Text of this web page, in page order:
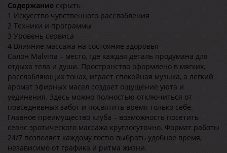
Содержание скрыть
1 Искусство чувственного расслабления
2 Техники и программы
3 Уровень сервиса
4 Влияние массажа на состояние здоровья
Салон Malvina – место, где каждая деталь продумана для
отдыха тела и души. Пространство оформлено в мягких,
расслабляющих тонах, играет спокойная музыка, а легкий
аромат эфирных масел создает ощущение уюта и
уединения. Здесь можно полностью отключиться от
повседневных забот и посвятить время только себе.
Главное преимущество клуба – возможность посетить
сеанс эротического массажа круглосуточно. Формат работы
24/7 позволяет каждому гостю выбрать удобное время,
независимо от графика и ритма жизни.